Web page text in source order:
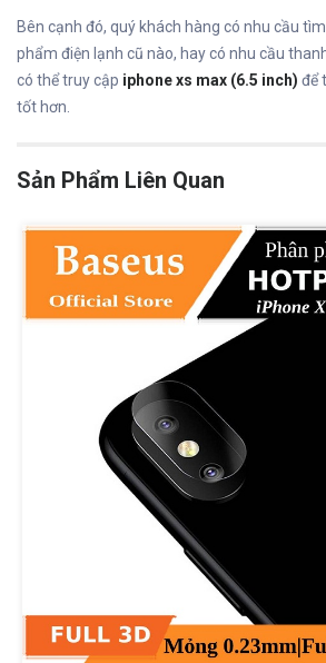
Bên cạnh đó, quý khách hàng có nhu cầu
phẩm điện lạnh cũ nào, hay có nhu cầu
có thể truy cập iphone xs max (6.5 inch) để
tốt hơn.
Sản Phẩm Liên Quan